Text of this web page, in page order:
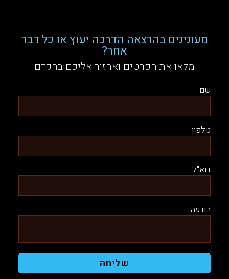
מעונינים בהרצאה הדרכה יעוץ או כל דבר
אחר?
מלאו את הפרטים ואחזור אליכם בהקדם
שם
טלפון
דוא"ל
הודעה
שליחה